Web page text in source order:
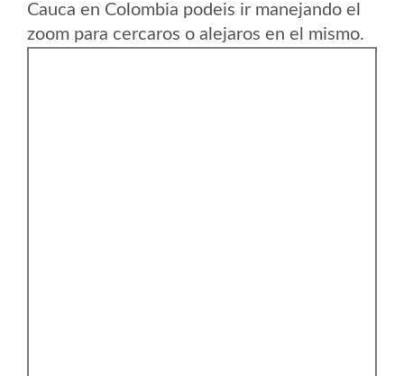
Cauca en Colombia podeis ir manejando el
zoom para cercaros o alejaros en el mismo.